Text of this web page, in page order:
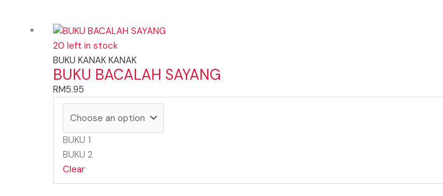
20 left in stock
BUKU KANAK KANAK
BUKU BACALAH SAYANG
RM5.95
BUKU 1
BUKU 2
Clear